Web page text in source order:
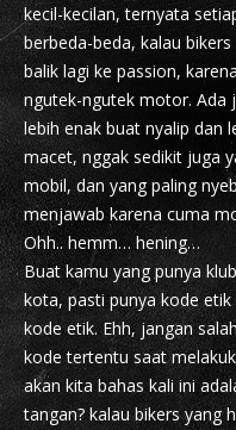
kecil-kecilan, ternyata
berbeda-beda, kalau
balik lagi ke passion,
ngutek-ngutek motor. Ada
lebih enak buat nyalip dan
macet, nggak sedikit juga
mobil, dan yang paling
menjawab karena cuma
Ohh.. hemm… hening…
Buat kamu yang punya
kota, pasti punya kode
kode etik. Ehh, jangan
kode tertentu saat
akan kita bahas kali ini
tangan? kalau bikers yang